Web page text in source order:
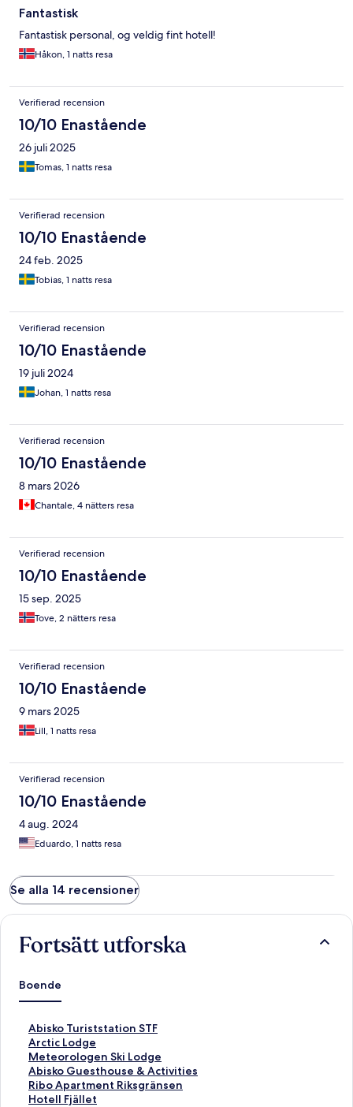
Fantastisk
Fantastisk personal, og veldig fint hotell!
Håkon, 1 natts resa
Verifierad recension
10/10 Enastående
26 juli 2025
Tomas, 1 natts resa
Verifierad recension
10/10 Enastående
24 feb. 2025
Tobias, 1 natts resa
Verifierad recension
10/10 Enastående
19 juli 2024
Johan, 1 natts resa
Verifierad recension
10/10 Enastående
8 mars 2026
Chantale, 4 nätters resa
Verifierad recension
10/10 Enastående
15 sep. 2025
Tove, 2 nätters resa
Verifierad recension
10/10 Enastående
9 mars 2025
Lill, 1 natts resa
Verifierad recension
10/10 Enastående
4 aug. 2024
Eduardo, 1 natts resa
Se alla 14 recensioner
Fortsätt utforska
Boende
Abisko Turiststation STF
L
ä
n
k
t
i
Arctic Lodge
L
ä
n
k
t
Meteorologen Ski Lodge
L
ä
n
k
Abisko Guesthouse & Activities
L
ä
n
Ribo Apartment Riksgränsen
L
ä
Hotell Fjället
L